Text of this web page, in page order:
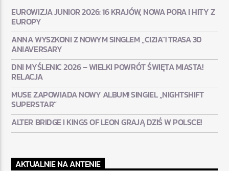
EUROWIZJA JUNIOR 2026: 16 KRAJÓW, NOWA PORA I HITY Z
EUROPY
ANNA WYSZKONI Z NOWYM SINGLEM „CIZIA”! TRASA 30
ANIAVERSARY
DNI MYŚLENIC 2026 – WIELKI POWRÓT ŚWIĘTA MIASTA!
RELACJA
MUSE ZAPOWIADA NOWY ALBUM! SINGIEL „NIGHTSHIFT
SUPERSTAR”
ALTER BRIDGE I KINGS OF LEON GRAJĄ DZIŚ W POLSCE!
AKTUALNIE NA ANTENIE